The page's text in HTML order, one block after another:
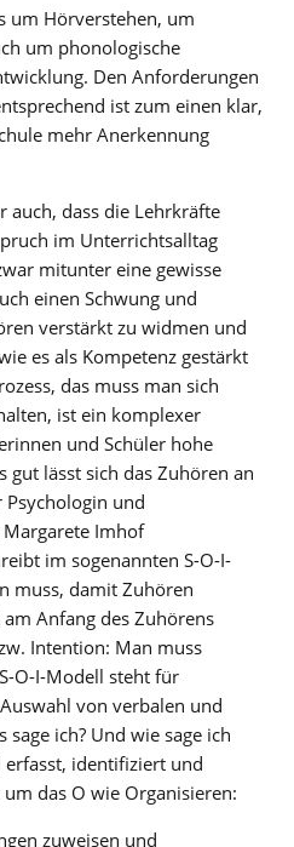
um Hörverstehen, um
um phonologische
Den Anforderungen
ist zum einen klar,
mehr Anerkennung
auch, dass die Lehrkräfte
im Unterrichtsalltag
mitunter eine gewisse
einen Schwung und
verstärkt zu widmen und
es als Kompetenz gestärkt
das muss man sich
ist ein komplexer
und Schüler hohe
gut lässt sich das Zuhören an
und
Imhof
im sogenannten S-O-I-
muss, damit Zuhören
Anfang des Zuhörens
Intention: Man muss
O-I-Modell steht für
von verbalen und
sage ich? Und wie sage ich
erfasst, identifiziert und
das O wie Organisieren:
zuweisen und